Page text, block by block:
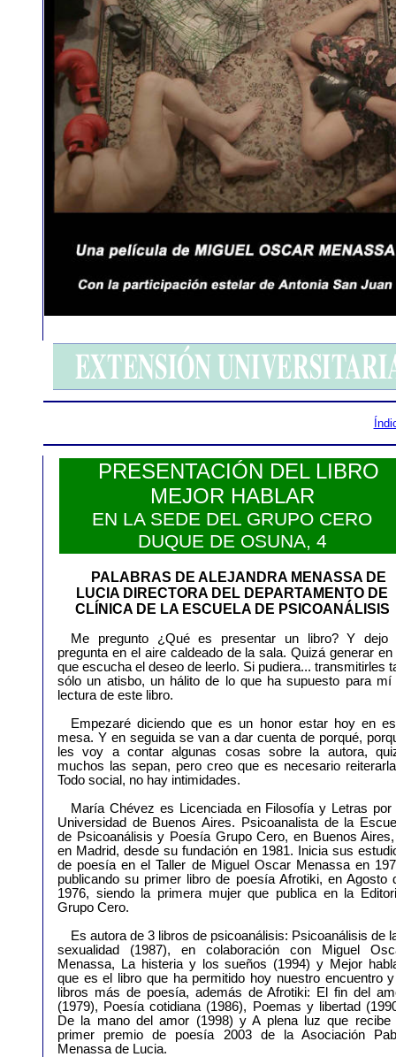
PRESENTACIÓN DEL LIBRO
MEJOR HABLAR
EN LA SEDE DEL GRUPO CERO
DUQUE DE OSUNA, 4
PALABRAS DE ALEJANDRA MENASSA DE
LUCIA DIRECTORA DEL DEPARTAMENTO DE
CLÍNICA DE LA ESCUELA DE PSICOANÁLISIS
Me pregunto ¿Qué es presentar un libro? Y dejo
pregunta en el aire caldeado de la sala. Quizá generar en
que escucha el deseo de leerlo. Si pudiera... transmitirles
sólo un atisbo, un hálito de lo que ha supuesto para mí
lectura de este libro.
Empezaré diciendo que es un honor estar hoy en
mesa. Y en seguida se van a dar cuenta de porqué,
les voy a contar algunas cosas sobre la autora,
muchos las sepan, pero creo que es necesario
Todo social, no hay intimidades.
María Chévez es Licenciada en Filosofía y Letras por
Universidad de Buenos Aires. Psicoanalista de la
de Psicoanálisis y Poesía Grupo Cero, en Buenos
en Madrid, desde su fundación en 1981. Inicia sus
de poesía en el Taller de Miguel Oscar Menassa en
publicando su primer libro de poesía Afrotiki, en Agosto
1976, siendo la primera mujer que publica en la
Grupo Cero.
Es autora de 3 libros de psicoanálisis: Psicoanálisis de
sexualidad (1987), en colaboración con Miguel
Menassa, La histeria y los sueños (1994) y Mejor
que es el libro que ha permitido hoy nuestro encuentro
libros más de poesía, además de Afrotiki: El fin del
(1979), Poesía cotidiana (1986), Poemas y libertad
De la mano del amor (1998) y A plena luz que recibe
primer premio de poesía 2003 de la Asociación
Menassa de Lucia.